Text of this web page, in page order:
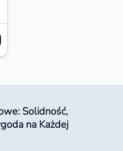
Solidność,
na Każdej